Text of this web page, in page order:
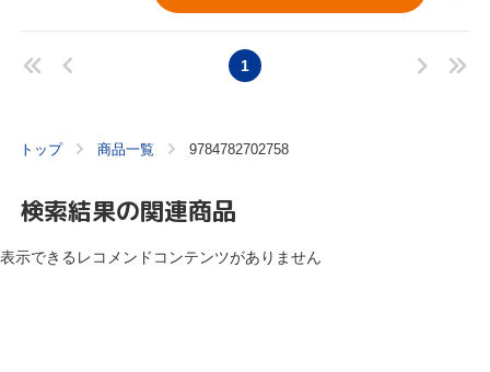
1
トップ 商品一覧 9784782702758
検索結果の関連商品
表示できるレコメンドコンテンツがありません